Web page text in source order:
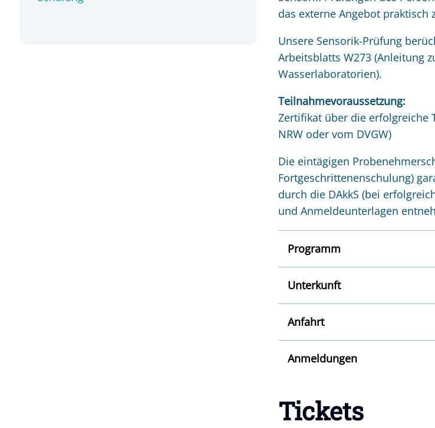
das externe Angebot praktisch
Unsere Sensorik-Prüfung
Arbeitsblatts W273 (Anleitung
Wasserlaboratorien).
Teilnahmevoraussetzung:
Zertifikat über die erfolgreiche
NRW oder vom DVGW)
Die eintägigen
Fortgeschrittenenschulung)
durch die DAkkS (bei
und Anmeldeunterlagen
Programm
Unterkunft
Anfahrt
Anmeldungen
Tickets